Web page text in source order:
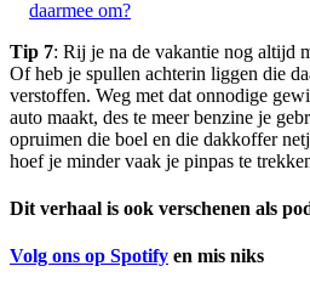
daarmee om?
Tip 7: Rij je na de vakantie nog altijd
Of heb je spullen achterin liggen die
verstoffen. Weg met dat onnodige
auto maakt, des te meer benzine je
opruimen die boel en die dakkoffer
hoef je minder vaak je pinpas te
Dit verhaal is ook verschenen als
Volg ons op Spotify en mis niks